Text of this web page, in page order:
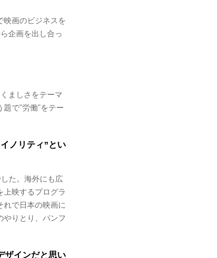
映画のビジネスを
企画を出し合っ
ましさをテーマ
題で"労働"をテー
ノリティ”とい
た。海外にも広
上映するプログラ
れで日本の映画に
やりとり、パンフ
ザインだと思い